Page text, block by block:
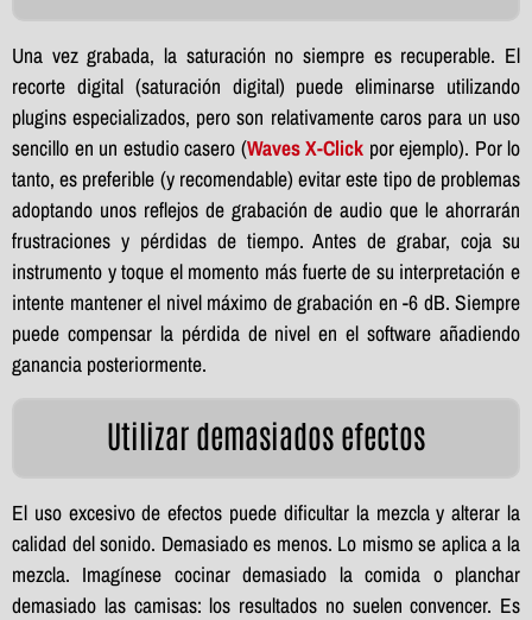
Una vez grabada, la saturación no siempre es recuperable. El
recorte digital (saturación digital) puede eliminarse utilizando
plugins especializados, pero son relativamente caros para un uso
sencillo en un estudio casero (Waves X-Click por ejemplo). Por lo
tanto, es preferible (y recomendable) evitar este tipo de problemas
adoptando unos reflejos de grabación de audio que le ahorrarán
frustraciones y pérdidas de tiempo. Antes de grabar, coja su
instrumento y toque el momento más fuerte de su interpretación e
intente mantener el nivel máximo de grabación en -6 dB. Siempre
puede compensar la pérdida de nivel en el software añadiendo
ganancia posteriormente.
Utilizar demasiados efectos
El uso excesivo de efectos puede dificultar la mezcla y alterar la
calidad del sonido. Demasiado es menos. Lo mismo se aplica a la
mezcla. Imagínese cocinar demasiado la comida o planchar
demasiado las camisas: los resultados no suelen convencer. Es